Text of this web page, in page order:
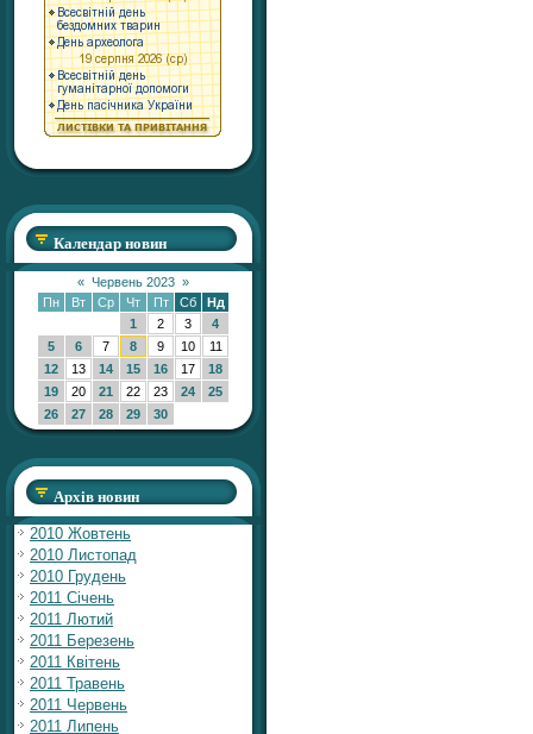
Календар новин
« Червень 2023 »
Пн
Вт Ср Чт Пт Сб
Нд
1
2 3
4
5
6 7 8 9 10
11
12
13 14 15 16 17
18
19
20 21 22 23 24
25
26
27 28 29 30
Архів новин
2010 Жовтень
2010 Листопад
2010 Грудень
2011 Січень
2011 Лютий
2011 Березень
2011 Квітень
2011 Травень
2011 Червень
2011 Липень